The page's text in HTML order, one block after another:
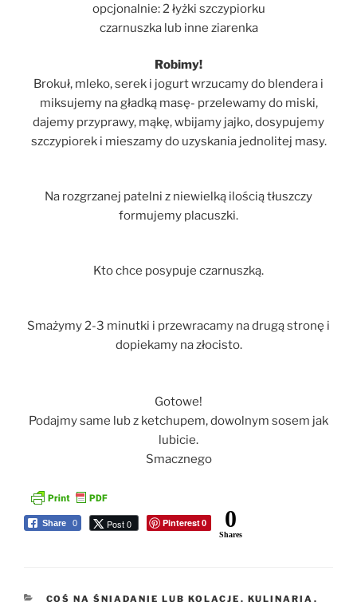
opcjonalnie: 2 łyżki szczypiorku
czarnuszka lub inne ziarenka
Robimy!
Brokuł, mleko, serek i jogurt wrzucamy do blendera i
miksujemy na gładką masę- przelewamy do miski,
dajemy przyprawy, mąkę, wbijamy jajko, dosypujemy
szczypiorek i mieszamy do uzyskania jednolitej masy.
Na rozgrzanej patelni z niewielką ilością tłuszczy
formujemy placuszki.
Kto chce posypuje czarnuszką.
Smażymy 2-3 minutki i przewracamy na drugą stronę i
dopiekamy na złocisto.
Gotowe!
Podajmy same lub z ketchupem, dowolnym sosem jak
lubicie.
Smacznego
Share 0 Post 0 Pinterest0 0
Shares
KATEGORIE
COŚ NA ŚNIADANIE LUB KOLACJĘ , KULINARIA ,